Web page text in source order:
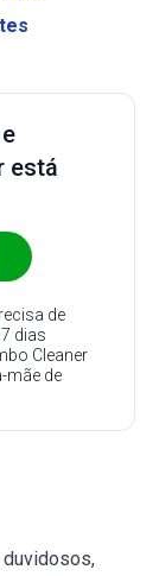
está
de
dias
Cleaner
mãe de